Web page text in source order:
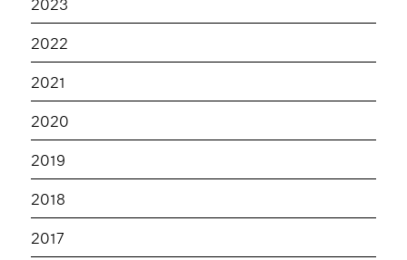
2022
2021
2020
2019
2018
2017